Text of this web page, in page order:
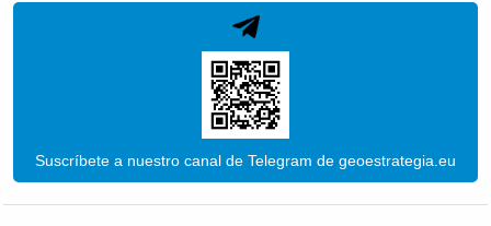
Suscríbete a nuestro canal de Telegram de geoestrategia.eu